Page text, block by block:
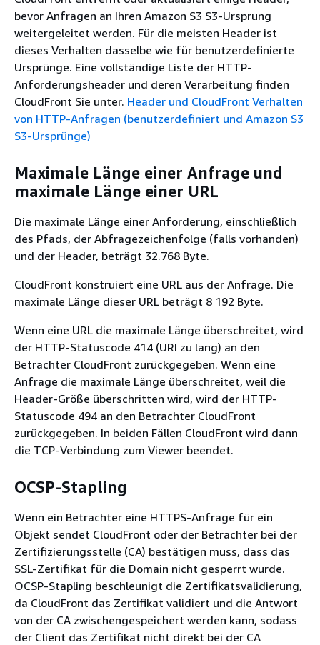
bevor Anfragen an Ihren Amazon S3 S3-Ursprung
weitergeleitet werden. Für die meisten Header ist
dieses Verhalten dasselbe wie für benutzerdefinierte
Ursprünge. Eine vollständige Liste der HTTP-
Anforderungsheader und deren Verarbeitung finden
CloudFront Sie unter. Header und CloudFront Verhalten
von HTTP-Anfragen (benutzerdefiniert und Amazon S3
S3-Ursprünge)
Maximale Länge einer Anfrage und
maximale Länge einer URL
Die maximale Länge einer Anforderung, einschließlich
des Pfads, der Abfragezeichenfolge (falls vorhanden)
und der Header, beträgt 32.768 Byte.
CloudFront konstruiert eine URL aus der Anfrage. Die
maximale Länge dieser URL beträgt 8 192 Byte.
Wenn eine URL die maximale Länge überschreitet, wird
der HTTP-Statuscode 414 (URI zu lang) an den
Betrachter CloudFront zurückgegeben. Wenn eine
Anfrage die maximale Länge überschreitet, weil die
Header-Größe überschritten wird, wird der HTTP-
Statuscode 494 an den Betrachter CloudFront
zurückgegeben. In beiden Fällen CloudFront wird dann
die TCP-Verbindung zum Viewer beendet.
OCSP-Stapling
Wenn ein Betrachter eine HTTPS-Anfrage für ein
Objekt sendet CloudFront oder der Betrachter bei der
Zertifizierungsstelle (CA) bestätigen muss, dass das
SSL-Zertifikat für die Domain nicht gesperrt wurde.
OCSP-Stapling beschleunigt die Zertifikatsvalidierung,
da CloudFront das Zertifikat validiert und die Antwort
von der CA zwischengespeichert werden kann, sodass
der Client das Zertifikat nicht direkt bei der CA